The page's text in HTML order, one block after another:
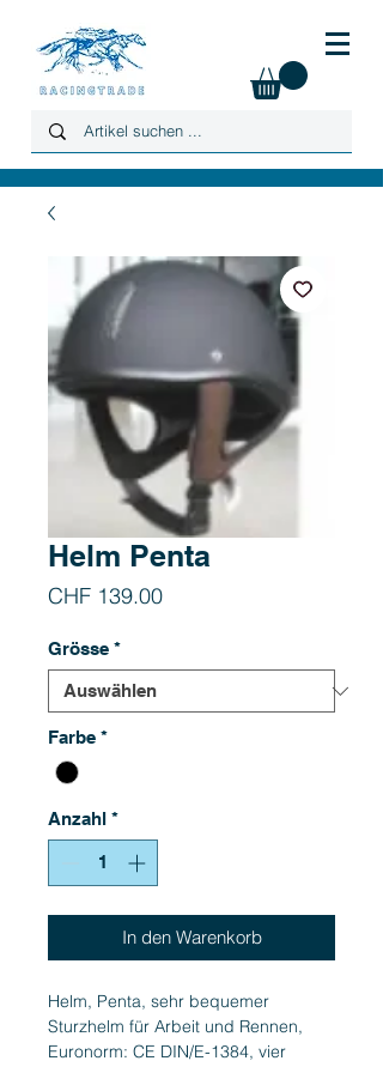
Helm Penta
CHF 139.00Preis
Grösse *
Farbe *
Anzahl *
In den Warenkorb
Helm, Penta, sehr bequemer
Sturzhelm für Arbeit und Rennen,
Euronorm: CE DIN/E-1384, vier